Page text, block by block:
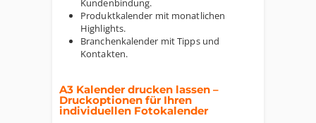
Kundenbindung.
Produktkalender mit monatlichen
Highlights.
Branchenkalender mit Tipps und
Kontakten.
A3 Kalender drucken lassen –
Druckoptionen für Ihren
individuellen Fotokalender